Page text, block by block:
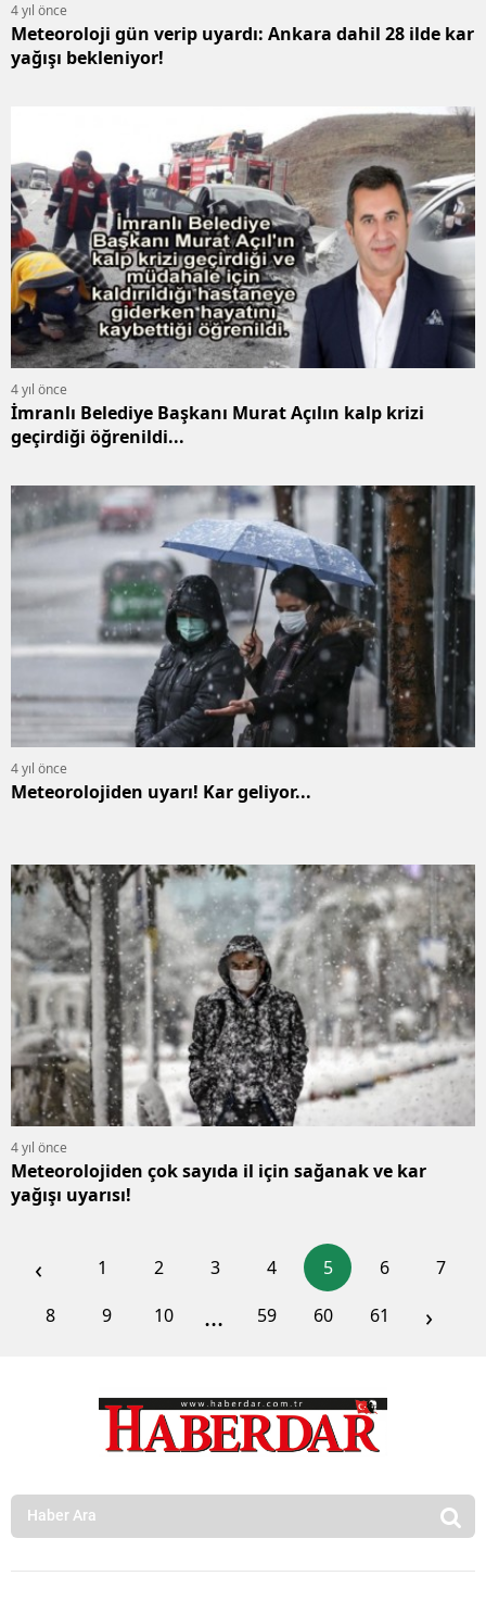
4 yıl önce
Meteoroloji gün verip uyardı: Ankara dahil 28 ilde kar
yağışı bekleniyor!
4 yıl önce
İmranlı Belediye Başkanı Murat Açılın kalp krizi
geçirdiği öğrenildi...
4 yıl önce
Meteorolojiden uyarı! Kar geliyor...
4 yıl önce
Meteorolojiden çok sayıda il için sağanak ve kar
yağışı uyarısı!
‹ 1 2 3 4 5 6
7
8
9 10 ... 59 60 61 ›